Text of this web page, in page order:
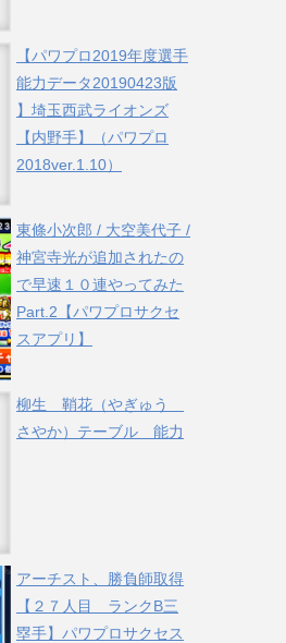
【パワプロ2019年度選手
能力データ20190423版
】埼玉西武ライオンズ
【内野手】（パワプロ
2018ver.1.10）
東條小次郎 / 大空美代子 /
神宮寺光が追加されたの
で早速１０連やってみた
Part.2【パワプロサクセ
スアプリ】
柳生 鞘花（やぎゅう
さやか）テーブル 能力
アーチスト、勝負師取得
【２７人目 ランクB三
塁手】パワプロサクセス